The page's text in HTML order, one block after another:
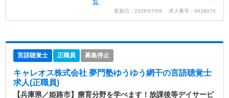
覧
更新日：2026/07/09 求人番号：9838076
言語聴覚士 正職員 募集停止
キャレオス株式会社 夢門塾ゆうゆう網干の言語聴覚士
求人(正職員)
【兵庫県／姫路市】療育分野を学べます！放課後等デイサービ